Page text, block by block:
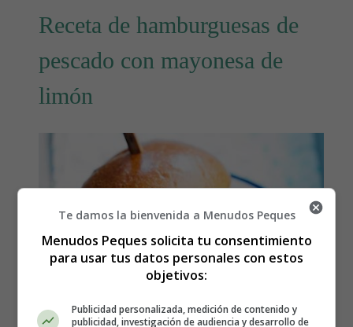
Receta de hamburguesas de
pescado con mayonesa de
limón
Te damos la bienvenida a Menudos Peques
Menudos Peques solicita tu consentimiento
para usar tus datos personales con estos
objetivos:
Publicidad personalizada, medición de contenido y
publicidad, investigación de audiencia y desarrollo de